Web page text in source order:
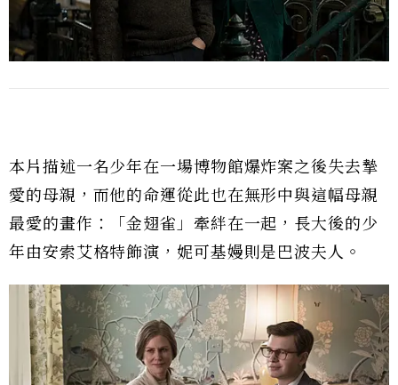
本片描述一名少年在一場博物館爆炸案之後失去摯
愛的母親，而他的命運從此也在無形中與這幅母親
最愛的畫作：「金翅雀」牽絆在一起，長大後的少
年由安索艾格特飾演，妮可基嫚則是巴波夫人。